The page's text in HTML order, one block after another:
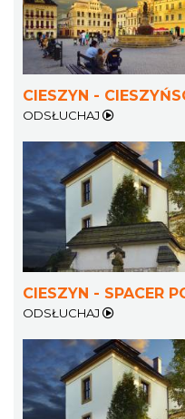
1.94 km
Cieszyn
1.94 km
CIESZYN -
ODSŁUCHAJ
CIESZYN - SPACER
ODSŁUCHAJ